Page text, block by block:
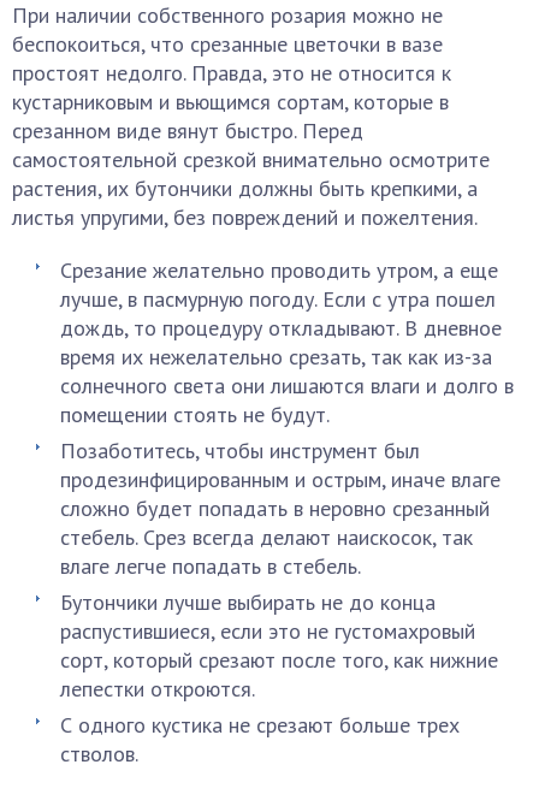
При наличии собственного розария можно не
беспокоиться, что срезанные цветочки в вазе
простоят недолго. Правда, это не относится к
кустарниковым и вьющимся сортам, которые в
срезанном виде вянут быстро. Перед
самостоятельной срезкой внимательно осмотрите
растения, их бутончики должны быть крепкими, а
листья упругими, без повреждений и пожелтения.
Срезание желательно проводить утром, а еще
лучше, в пасмурную погоду. Если с утра пошел
дождь, то процедуру откладывают. В дневное
время их нежелательно срезать, так как из-за
солнечного света они лишаются влаги и долго в
помещении стоять не будут.
Позаботитесь, чтобы инструмент был
продезинфицированным и острым, иначе влаге
сложно будет попадать в неровно срезанный
стебель. Срез всегда делают наискосок, так
влаге легче попадать в стебель.
Бутончики лучше выбирать не до конца
распустившиеся, если это не густомахровый
сорт, который срезают после того, как нижние
лепестки откроются.
С одного кустика не срезают больше трех
стволов.